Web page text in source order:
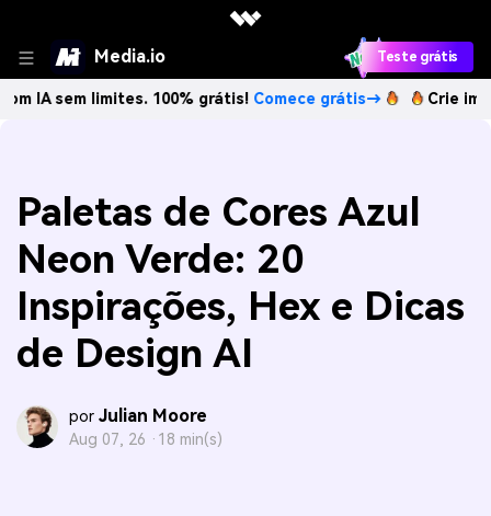
Media.io Teste grátis
limites. 100% grátis!Comece grátis→ Crie imagens
Paletas de Cores Azul
Neon Verde: 20
Inspirações, Hex e Dicas
de Design AI
por Julian Moore
Aug 07, 26 · 18 min(s)